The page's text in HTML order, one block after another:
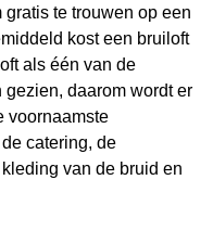
te trouwen op een
kost een bruiloft
als één van de
daarom wordt er
voornaamste
catering, de
van de bruid en